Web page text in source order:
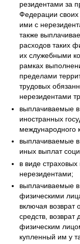
резидентами за
Федерации
ими с
также
расходов таких
их служебными
рамках
пределами
трудовых
нерезидентами
выплачиваемые
иностранных
международного
выплачиваемые
иных выплат
в виде
нерезидентами;
выплачиваемые
физическими
включая
средств,
физическим
купленный им у